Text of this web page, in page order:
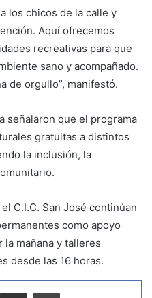
los chicos de la calle y
Aquí ofrecemos
recreativas para que
sano y acompañado.
de orgullo”, manifestó.
señalaron que el programa
gratuitas a distintos
la inclusión, la
C.I.C. San José continúan
como apoyo
mañana y talleres
desde las 16 horas.
Telegram